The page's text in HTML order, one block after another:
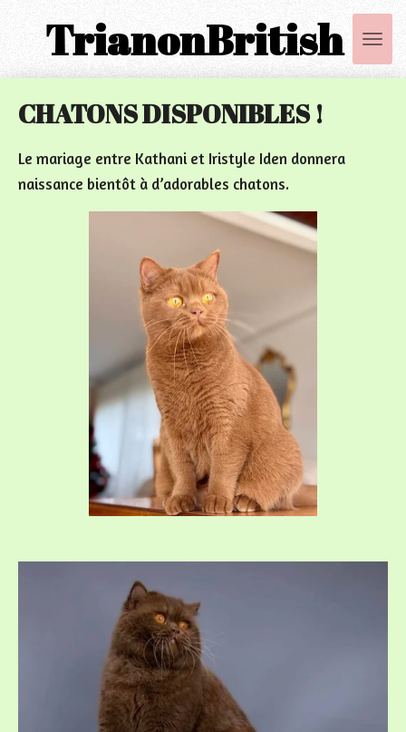
Passer
contenu
TrianonBritish
CHATONS DISPONIBLES !
Le mariage entre Kathani et Iristyle Iden donnera
naissance bientôt à d’adorables chatons.